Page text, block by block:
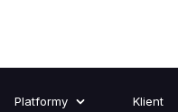
Platformy Klient